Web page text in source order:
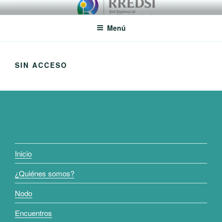
Saltar
al
RREDSI
Red Regional de Semilleros de Investigación RREDSI
Menú
SIN ACCESO
Inicio
¿Quiénes somos?
Nodo
Encuentros